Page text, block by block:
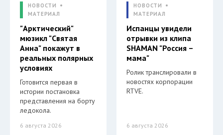
НОВОСТИ
МАТЕРИАЛ
"Арктический"
мюзикл "Святая
Анна" покажут в
реальных полярных
условиях
Готовится первая в
истории постановка
представления на борту
ледокола.
6 августа 2026
НОВОСТИ
МАТЕРИАЛ
Испанцы увидели
отрывки из клипа
SHAMAN "Россия –
мама"
Ролик транслировали в
новостях корпорации
RTVE.
6 августа 2026